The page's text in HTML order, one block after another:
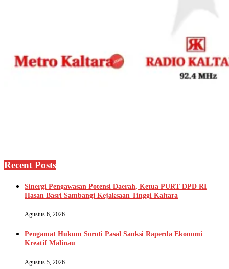
Recent Posts
Sinergi Pengawasan Potensi Daerah, Ketua PURT DPD RI
Hasan Basri Sambangi Kejaksaan Tinggi Kaltara
Agustus 6, 2026
Pengamat Hukum Soroti Pasal Sanksi Raperda Ekonomi
Kreatif Malinau
Agustus 5, 2026